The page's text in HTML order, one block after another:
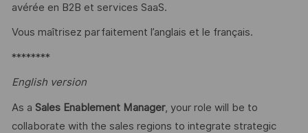
avérée en B2B et services SaaS.
Vous maîtrisez parfaitement l’anglais et le français.
********
English version
As a Sales Enablement Manager, your role will be to
collaborate with the sales regions to integrate strategic